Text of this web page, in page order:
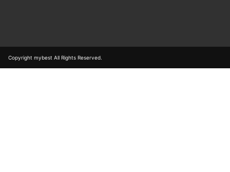
Copyright mybest All Rights Reserved.